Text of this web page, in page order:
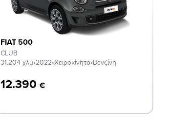
FIAT 500
CLUB
31.204 χλμ•2022•Χειροκίνητο•Βενζίνη
12.390€